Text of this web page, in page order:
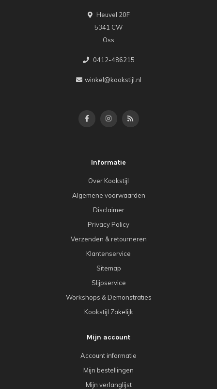
Heuvel 20F
5341 CW
Oss
0412-486215
winkel@kookstijl.nl
Informatie
Over Kookstijl
Algemene voorwaarden
Disclaimer
Privacy Policy
Verzenden & retourneren
Klantenservice
Sitemap
Slijpservice
Workshops & Demonstraties
Kookstijl Zakelijk
Mijn account
Account informatie
Mijn bestellingen
Mijn verlanglijst